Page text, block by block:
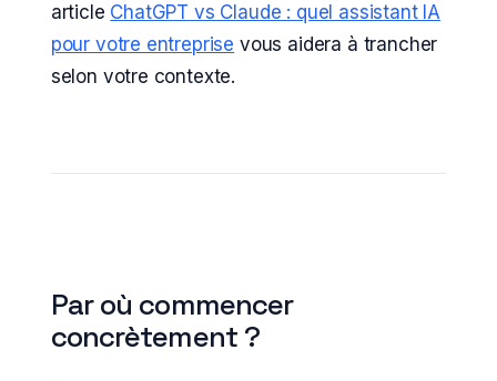
article ChatGPT vs Claude : quel assistant IA
pour votre entreprise vous aidera à trancher
selon votre contexte.
Par où commencer
concrètement ?